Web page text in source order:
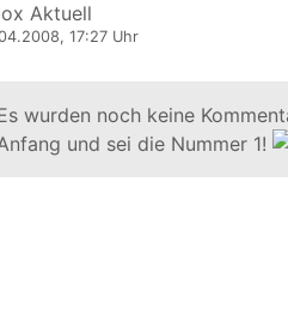
Aktuell
17:27 Uhr
wurden noch keine
und sei die Nummer 1!